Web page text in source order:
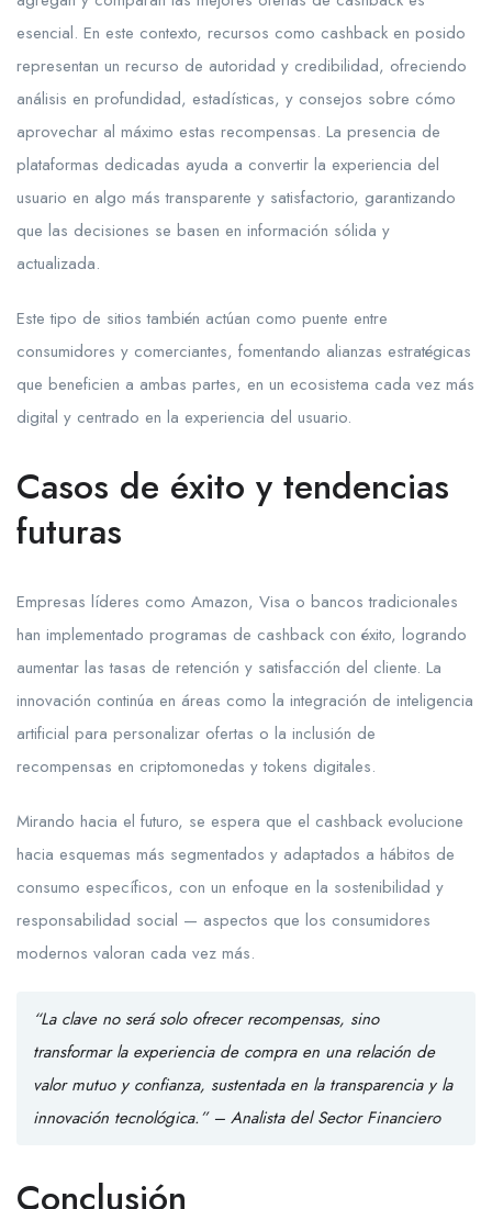
esencial. En este contexto, recursos como cashback en posido
representan un recurso de autoridad y credibilidad, ofreciendo
análisis en profundidad, estadísticas, y consejos sobre cómo
aprovechar al máximo estas recompensas. La presencia de
plataformas dedicadas ayuda a convertir la experiencia del
usuario en algo más transparente y satisfactorio, garantizando
que las decisiones se basen en información sólida y
actualizada.
Este tipo de sitios también actúan como puente entre
consumidores y comerciantes, fomentando alianzas estratégicas
que beneficien a ambas partes, en un ecosistema cada vez más
digital y centrado en la experiencia del usuario.
Casos de éxito y tendencias
futuras
Empresas líderes como Amazon, Visa o bancos tradicionales
han implementado programas de cashback con éxito, logrando
aumentar las tasas de retención y satisfacción del cliente. La
innovación continúa en áreas como la integración de inteligencia
artificial para personalizar ofertas o la inclusión de
recompensas en criptomonedas y tokens digitales.
Mirando hacia el futuro, se espera que el cashback evolucione
hacia esquemas más segmentados y adaptados a hábitos de
consumo específicos, con un enfoque en la sostenibilidad y
responsabilidad social — aspectos que los consumidores
modernos valoran cada vez más.
“La clave no será solo ofrecer recompensas, sino
transformar la experiencia de compra en una relación de
valor mutuo y confianza, sustentada en la transparencia y la
innovación tecnológica.” – Analista del Sector Financiero
Conclusión